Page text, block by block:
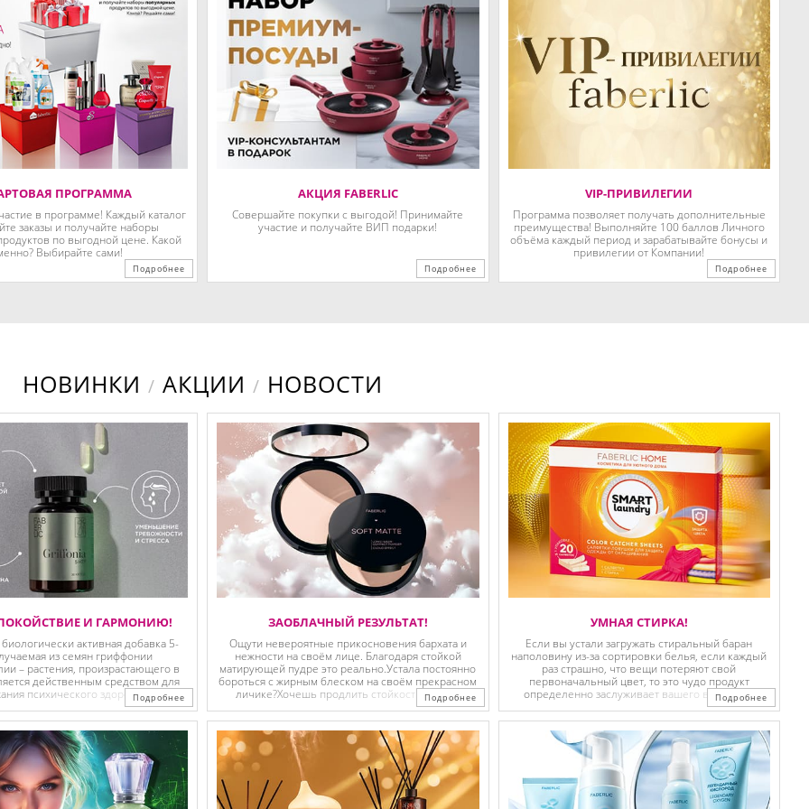
ПРОГРАММА
в программе! Каждый каталог
заказы и получайте наборы
по выгодной цене. Какой
Выбирайте сами!
Подробнее
АКЦИЯ FABERLIC
Совершайте покупки с выгодой! Принимайте
участие и получайте ВИП подарки!
Подробнее
VIP-ПРИВИЛЕГИИ
Программа позволяет получать дополнительные
преимущества! Выполняйте 100 баллов Личного
объёма каждый период и зарабатывайте бонусы и
привилегии от Компании!
Подробнее
НОВИНКИ / АКЦИИ / НОВОСТИ
И ГАРМОНИЮ!
активная добавка 5-
из семян гриффонии
– растения, произрастающего в
действенным средством для
психического здоровья и
сна. 5-гидрокситриптофан,
компонент этой ...
Подробнее
ЗАОБЛАЧНЫЙ РЕЗУЛЬТАТ!
Ощути невероятные прикосновения бархата и
нежности на своём лице. Благодаря стойкой
матирующей пудре это реально.Устала постоянно
бороться с жирным блеском на своём прекрасном
личике?Хочешь продлить стойкость своего
безупречного макияжа до самого вечера?Тогда эта
...
Подробнее
УМНАЯ СТИРКА!
Если вы устали загружать стиральный баран
наполовину из-за сортировки белья, если каждый
раз страшно, что вещи потеряют свой
первоначальный цвет, то это чудо продукт
определенно заслуживает вашего внимания!
Магические салфетки ловушки, которые
защищают ваше белье от ...
Подробнее